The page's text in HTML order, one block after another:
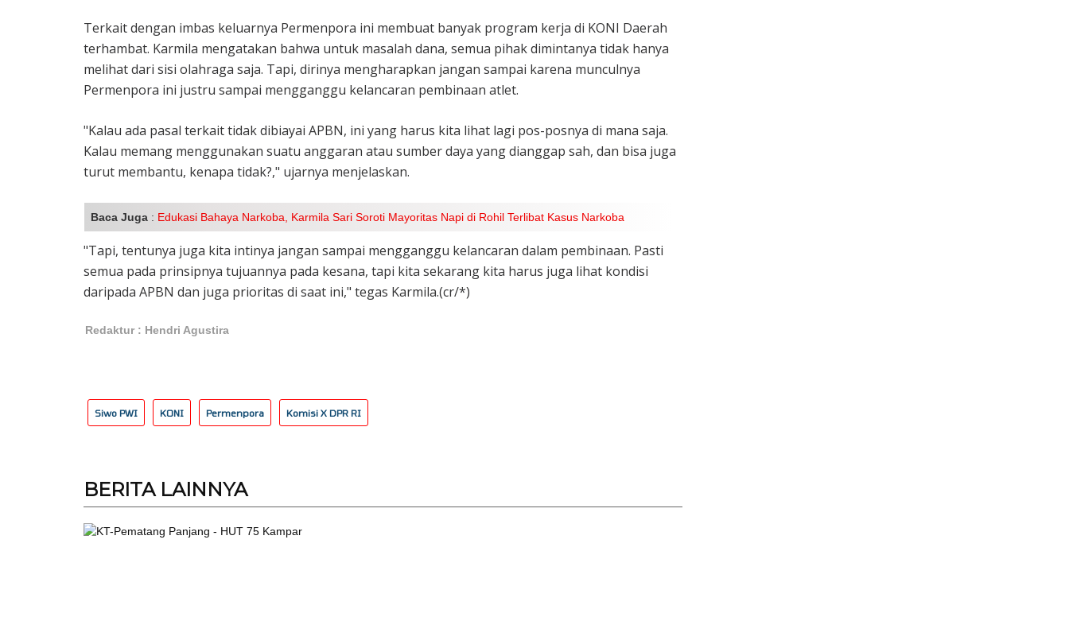
Terkait dengan imbas keluarnya Permenpora ini membuat banyak program kerja di KONI Daerah
terhambat. Karmila mengatakan bahwa untuk masalah dana, semua pihak dimintanya tidak hanya
melihat dari sisi olahraga saja. Tapi, dirinya mengharapkan jangan sampai karena munculnya
Permenpora ini justru sampai mengganggu kelancaran pembinaan atlet.
"Kalau ada pasal terkait tidak dibiayai APBN, ini yang harus kita lihat lagi pos-posnya di mana saja.
Kalau memang menggunakan suatu anggaran atau sumber daya yang dianggap sah, dan bisa juga
turut membantu, kenapa tidak?," ujarnya menjelaskan.
Baca Juga : Edukasi Bahaya Narkoba, Karmila Sari Soroti Mayoritas Napi di Rohil Terlibat Kasus Narkoba
"Tapi, tentunya juga kita intinya jangan sampai mengganggu kelancaran dalam pembinaan. Pasti
semua pada prinsipnya tujuannya pada kesana, tapi kita sekarang kita harus juga lihat kondisi
daripada APBN dan juga prioritas di saat ini," tegas Karmila.(cr/*)
Redaktur : Hendri Agustira
Siwo PWI KONI Permenpora Komisi X DPR RI
BERITA LAINNYA